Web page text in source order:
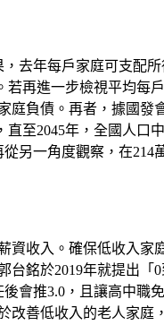
去年每戶家庭可支配
再進一步檢視平均每
負債。再者，據國
至2045年，全國人
另一角度觀察，在
收入。確保低收入
銘於2019年就提出「
會推3.0，且讓高中
善低收入的老人家